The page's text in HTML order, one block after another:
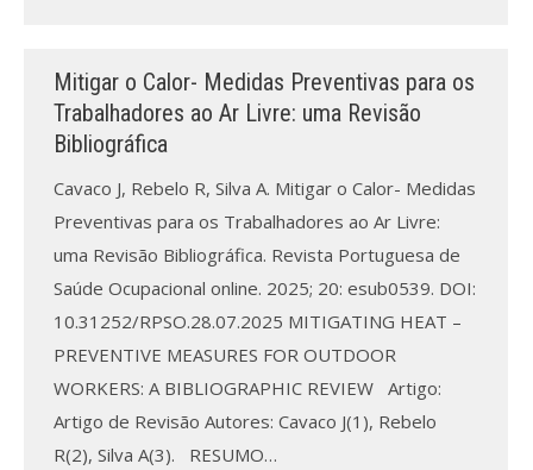
Mitigar o Calor- Medidas Preventivas para os
Trabalhadores ao Ar Livre: uma Revisão
Bibliográfica
Cavaco J, Rebelo R, Silva A. Mitigar o Calor- Medidas
Preventivas para os Trabalhadores ao Ar Livre:
uma Revisão Bibliográfica. Revista Portuguesa de
Saúde Ocupacional online. 2025; 20: esub0539. DOI:
10.31252/RPSO.28.07.2025 MITIGATING HEAT –
PREVENTIVE MEASURES FOR OUTDOOR
WORKERS: A BIBLIOGRAPHIC REVIEW Artigo:
Artigo de Revisão Autores: Cavaco J(1), Rebelo
R(2), Silva A(3). RESUMO…